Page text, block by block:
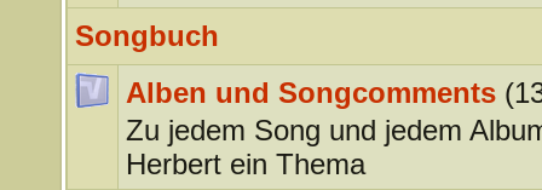
Songbuch
Alben und Songcomments
Zu jedem Song und jedem
Herbert ein Thema